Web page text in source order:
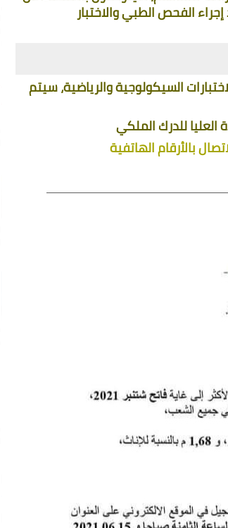
العليا للدرك الملكي
بالأرقام الهاتفية